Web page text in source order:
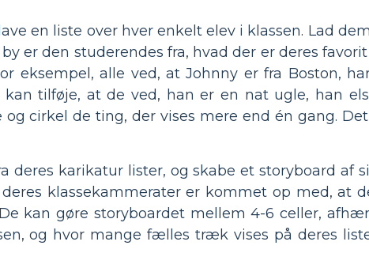
en liste over hver enkelt elev i klassen. Lad
er den studerendes fra, hvad der er deres
eksempel, alle ved, at Johnny er fra Boston,
kan tilføje, at de ved, han er en nat ugle, han
cirkel de ting, der vises mere end én gang.
deres karikatur lister, og skabe et storyboard af
klassekammerater er kommet op med, at
kan gøre storyboardet mellem 4-6 celler,
og hvor mange fælles træk vises på deres